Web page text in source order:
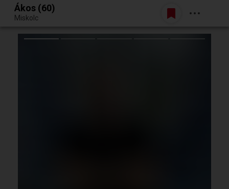
Egy jó randiból bármi lehet.
Belépés
Ákos (60)
Miskolc